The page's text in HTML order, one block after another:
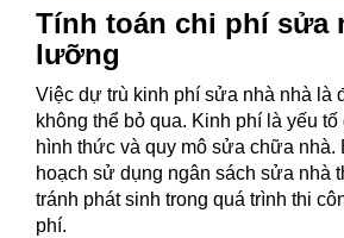
Tính toán chi phí sửa
lưỡng
Việc dự trù kinh phí sửa nhà nhà là
không thể bỏ qua. Kinh phí là yếu
hình thức và quy mô sửa chữa nhà.
hoạch sử dụng ngân sách sửa nhà
tránh phát sinh trong quá trình thi
phí.